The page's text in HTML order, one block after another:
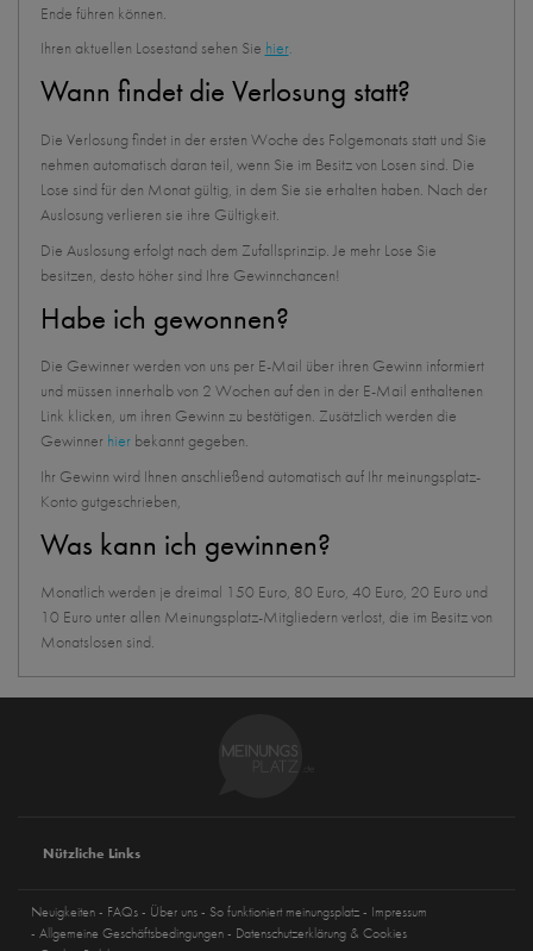
Ende führen können.
Ihren aktuellen Losestand sehen Sie hier.
Wann findet die Verlosung statt?
Die Verlosung findet in der ersten Woche des Folgemonats statt und Sie
nehmen automatisch daran teil, wenn Sie im Besitz von Losen sind. Die
Lose sind für den Monat gültig, in dem Sie sie erhalten haben. Nach der
Auslosung verlieren sie ihre Gültigkeit.
Die Auslosung erfolgt nach dem Zufallsprinzip. Je mehr Lose Sie
besitzen, desto höher sind Ihre Gewinnchancen!
Habe ich gewonnen?
Die Gewinner werden von uns per E-Mail über ihren Gewinn informiert
und müssen innerhalb von 2 Wochen auf den in der E-Mail enthaltenen
Link klicken, um ihren Gewinn zu bestätigen. Zusätzlich werden die
Gewinner hierbekannt gegeben.
Ihr Gewinn wird Ihnen anschließend automatisch auf Ihr meinungsplatz-
Konto gutgeschrieben,
Was kann ich gewinnen?
Monatlich werden je dreimal 150 Euro, 80 Euro, 40 Euro, 20 Euro und
10 Euro unter allen Meinungsplatz-Mitgliedern verlost, die im Besitz von
Monatslosen sind.
Nützliche Links
Neuigkeiten FAQs Über uns So funktioniert meinungsplatz
Impressum
Allgemeine Geschäftsbedingungen
Datenschutzerklärung & Cookies